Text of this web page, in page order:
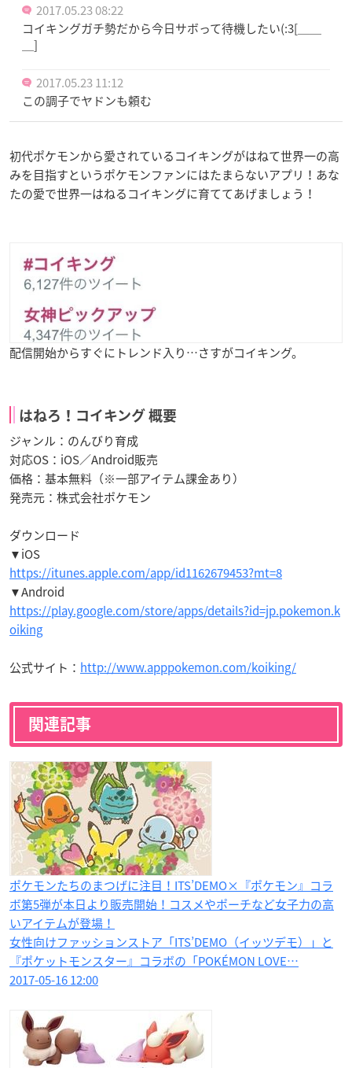
2017.05.23 08:22
コイキングガチ勢だから今日サボって待機したい(:3[＿＿
＿]
2017.05.23 11:12
この調子でヤドンも頼む
初代ポケモンから愛されているコイキングがはねて世界一の高
みを目指すというポケモンファンにはたまらないアプリ！あな
たの愛で世界一はねるコイキングに育ててあげましょう！
配信開始からすぐにトレンド入り…さすがコイキング。
はねろ！コイキング 概要
ジャンル：のんびり育成
対応OS：iOS／Android販売
価格：基本無料（※一部アイテム課金あり）
発売元：株式会社ポケモン
ダウンロード
▼iOS
https://itunes.apple.com/app/id1162679453?mt=8
▼Android
https://play.google.com/store/apps/details?id=jp.pokemon.k
oiking
公式サイト： http://www.apppokemon.com/koiking/
関連記事
ポケモンたちのまつげに注目！ITS’DEMO×『ポケモン』コラ
ボ第5弾が本日より販売開始！コスメやポーチなど女子力の高
いアイテムが登場！
女性向けファッションストア「ITS’DEMO（イッツデモ）」と
『ポケットモンスター』コラボの「POKÉMON LOVE…
2017-05-16 12:00